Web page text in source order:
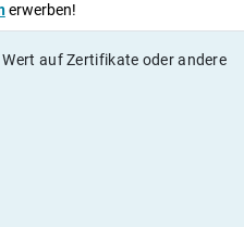
erwerben!
auf Zertifikate oder andere